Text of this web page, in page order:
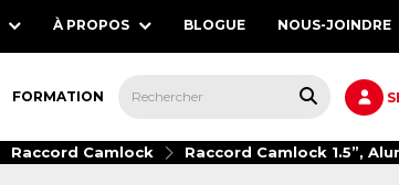
À PROPOS BLOGUE NOUS-JOINDRE
ÉQUIPEMENTS,
FORMATION
Raccord Camlock Raccord Camlock 1.5”,